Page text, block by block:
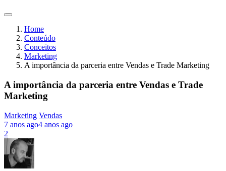
Home
Conteúdo
Conceitos
Marketing
A importância da parceria entre Vendas e Trade Marketing
A importância da parceria entre Vendas e Trade
Marketing
Marketing Vendas
7 anos ago4 anos ago
2